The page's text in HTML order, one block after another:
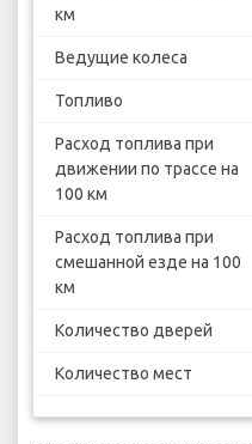
км
Ведущие колеса
Топливо
Расход топлива при
движении по трассе на
100 км
Расход топлива при
смешанной езде на 100
км
Количество дверей
Количество мест